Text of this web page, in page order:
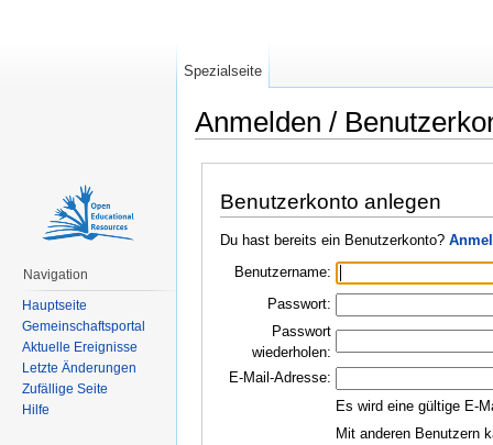
Anmelden /
Benutzerkonto anlegen
Du hast bereits ein Benutzerkonto?
Benutzername:
Passwort:
Passwort
wiederholen:
E-Mail-Adresse:
Es wird eine gültige E-
Mit anderen Benutzern
Spezialseite
Navigation
Hauptseite
Gemeinschaftsportal
Aktuelle Ereignisse
Letzte Änderungen
Zufällige Seite
Hilfe